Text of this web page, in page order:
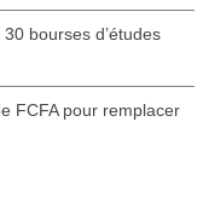
bourses d’études
FCFA pour remplacer